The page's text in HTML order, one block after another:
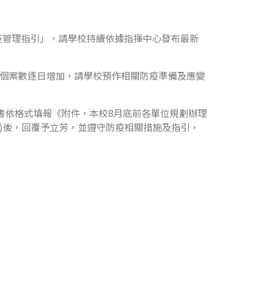
理指引」，請學校持續依據指揮中心發布最新
案數逐日增加，請學校預作相關防疫準備及應變
格式填報《附件，本校8月底前各單位規劃辦理
，回覆予立芳，並遵守防疫相關措施及指引，